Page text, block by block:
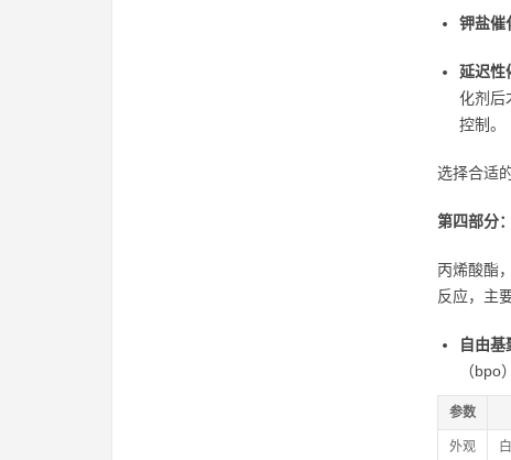
钾盐催
延迟性
化剂后
控制。
选择合适
第四部分
丙烯酸酯
反应，主
自由基
（
参数
外观